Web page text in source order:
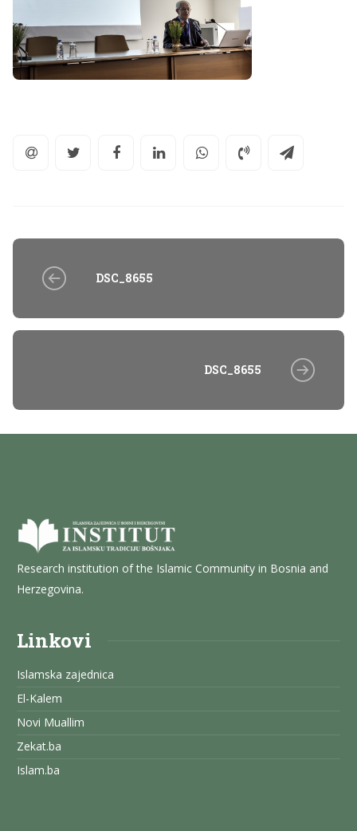
DSC_8655
DSC_8655
Research institution of the Islamic Community in Bosnia and
Herzegovina.
Linkovi
Islamska zajednica
El-Kalem
Novi Muallim
Zekat.ba
Islam.ba